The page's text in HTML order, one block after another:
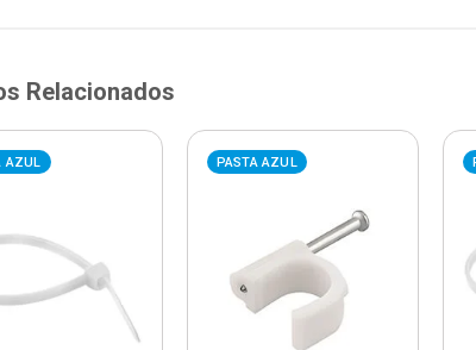
Relacionados
AZUL PASTA AZUL